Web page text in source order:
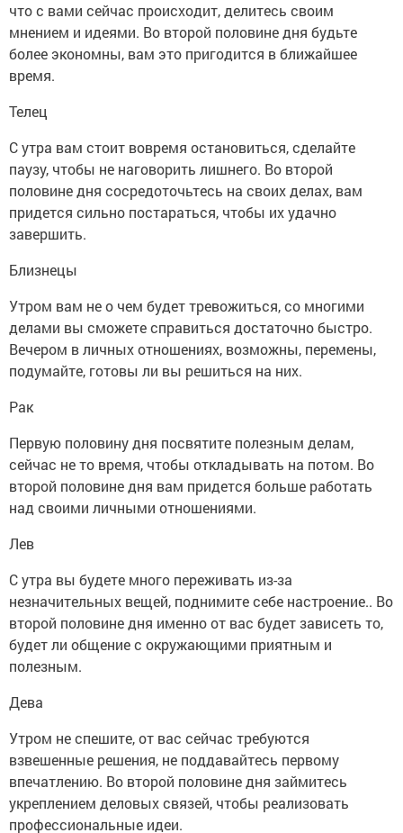
что с вами сейчас происходит, делитесь своим
мнением и идеями. Во второй половине дня будьте
более экономны, вам это пригодится в ближайшее
время.
Телец
С утра вам стоит вовремя остановиться, сделайте
паузу, чтобы не наговорить лишнего. Во второй
половине дня сосредоточьтесь на своих делах, вам
придется сильно постараться, чтобы их удачно
завершить.
Близнецы
Утром вам не о чем будет тревожиться, со многими
делами вы сможете справиться достаточно быстро.
Вечером в личных отношениях, возможны, перемены,
подумайте, готовы ли вы решиться на них.
Рак
Первую половину дня посвятите полезным делам,
сейчас не то время, чтобы откладывать на потом. Во
второй половине дня вам придется больше работать
над своими личными отношениями.
Лев
С утра вы будете много переживать из-за
незначительных вещей, поднимите себе настроение.. Во
второй половине дня именно от вас будет зависеть то,
будет ли общение с окружающими приятным и
полезным.
Дева
Утром не спешите, от вас сейчас требуются
взвешенные решения, не поддавайтесь первому
впечатлению. Во второй половине дня займитесь
укреплением деловых связей, чтобы реализовать
профессиональные идеи.